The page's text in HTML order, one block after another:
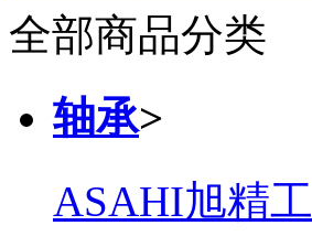
全部商品分类
轴承>
ASAHI旭精工